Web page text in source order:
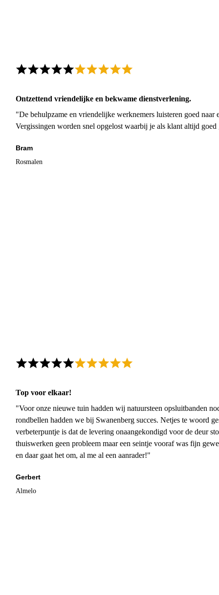
Ontzettend vriendelijke en bekwame dienstverlening.
"De behulpzame en vriendelijke werknemers luisteren goed naar
Vergissingen worden snel opgelost waarbij je als klant altijd
Bram
Rosmalen
Top voor elkaar!
"Voor onze nieuwe tuin hadden wij natuursteen opsluitbanden
rondbellen hadden we bij Swanenberg succes. Netjes te woord
verbeterpuntje is dat de levering onaangekondigd voor de deur
thuiswerken geen probleem maar een seintje vooraf was fijn
en daar gaat het om, al me al een aanrader!"
Gerbert
Almelo